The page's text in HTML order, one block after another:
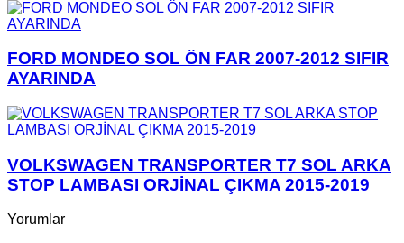
FORD MONDEO SOL ÖN FAR 2007-2012 SIFIR
AYARINDA
VOLKSWAGEN TRANSPORTER T7 SOL ARKA
STOP LAMBASI ORJİNAL ÇIKMA 2015-2019
Yorumlar